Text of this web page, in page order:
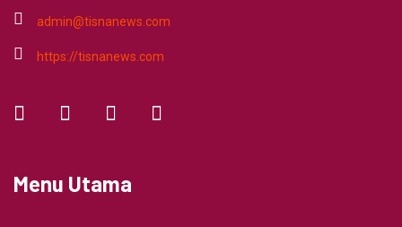
admin@tisnanews.com
https://tisnanews.com
Menu Utama